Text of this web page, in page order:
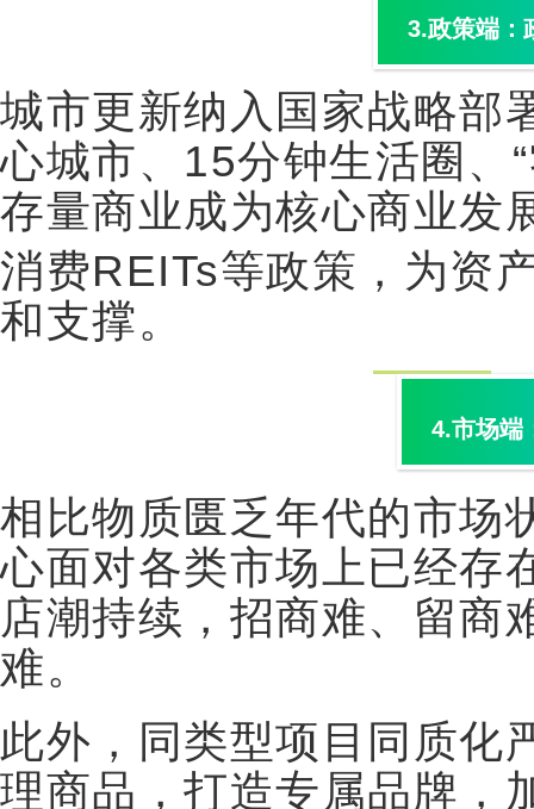
3.政策端：
城市更新纳入国家战略部
心城市、 15分钟生活圈、 “
存量商业成为核心商业发
消费REITs等政策，为资
和支撑。
4.市场端
相比物质匮乏年代的市场
心面对各类市场上已经存
店潮持续，招商难、留商
难。
此外，同类型项目同质化
理商品，打造专属品牌，